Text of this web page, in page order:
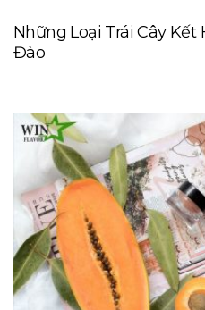
Những Loại Trái Cây Kết
Đào